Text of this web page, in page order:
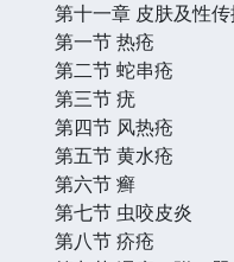
第十一章 皮肤及性
第一节 热疮
第二节 蛇串疮
第三节 疣
第四节 风热疮
第五节 黄水疮
第六节 癣
第七节 虫咬皮炎
第八节 疥疮